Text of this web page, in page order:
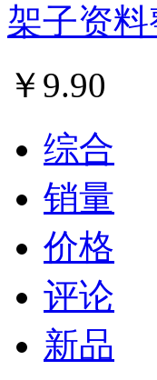
架子资
￥ 9.90
综合
销量
价格
评论
新品